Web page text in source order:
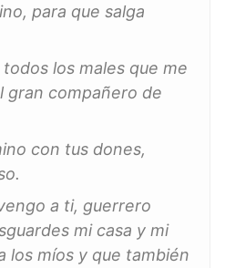
para que salga
los males que me
gran compañero de
con tus dones,
a ti, guerrero
mi casa y mi
los míos y que también